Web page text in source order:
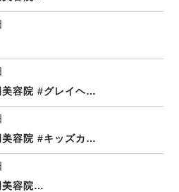
美容院 #グレイヘ…
美容院 #キッズカ…
美容院…